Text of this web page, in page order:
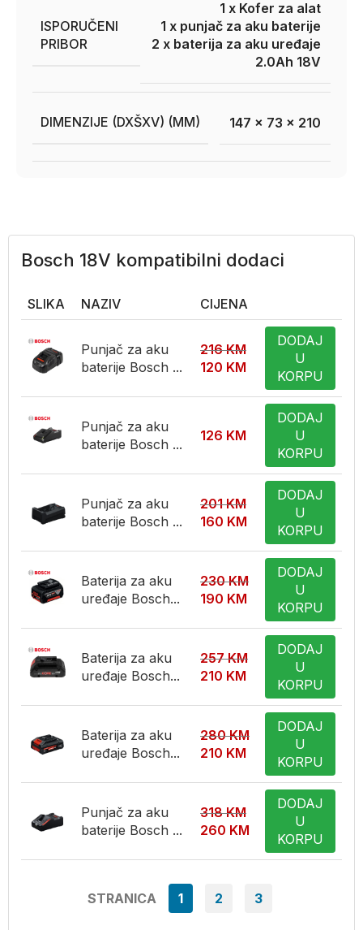
ISPORUČENI
PRIBOR
1 x Kofer za alat
1 x punjač za aku baterije
2 x baterija za aku uređaje
2.0Ah 18V
DIMENZIJE (DXŠXV) (MM) 147 x 73 x 210
Bosch 18V kompatibilni dodaci
SLIKA NAZIV CIJENA
Punjač za aku
baterije Bosch ...
216KM
120 KM
DODAJ
U
KORPU
Punjač za aku
baterije Bosch ...
126 KM
DODAJ
U
KORPU
Punjač za aku
baterije Bosch ...
201KM
160 KM
DODAJ
U
KORPU
Baterija za aku
uređaje Bosch...
230KM
190 KM
DODAJ
U
KORPU
Baterija za aku
uređaje Bosch...
257KM
210 KM
DODAJ
U
KORPU
Baterija za aku
uređaje Bosch...
280KM
210 KM
DODAJ
U
KORPU
Punjač za aku
baterije Bosch ...
318KM
260 KM
DODAJ
U
KORPU
STRANICA 1 2 3